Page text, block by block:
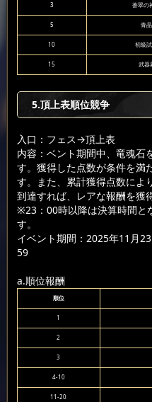
3 蒼翠の
5 青
10 初級
15 武器
5.頂上表順位競争
入口：フェス→頂上表
内容：ベント期間中、竜魂石
す。獲得した点数が条件を満
す。また、累計獲得点数によ
到達すれば、レアな報酬を獲
※23：00時以降は決算時間と
す。
イベント期間：2025年11月
59
a.順位報酬
順位
1
2
3
4-10
11-20